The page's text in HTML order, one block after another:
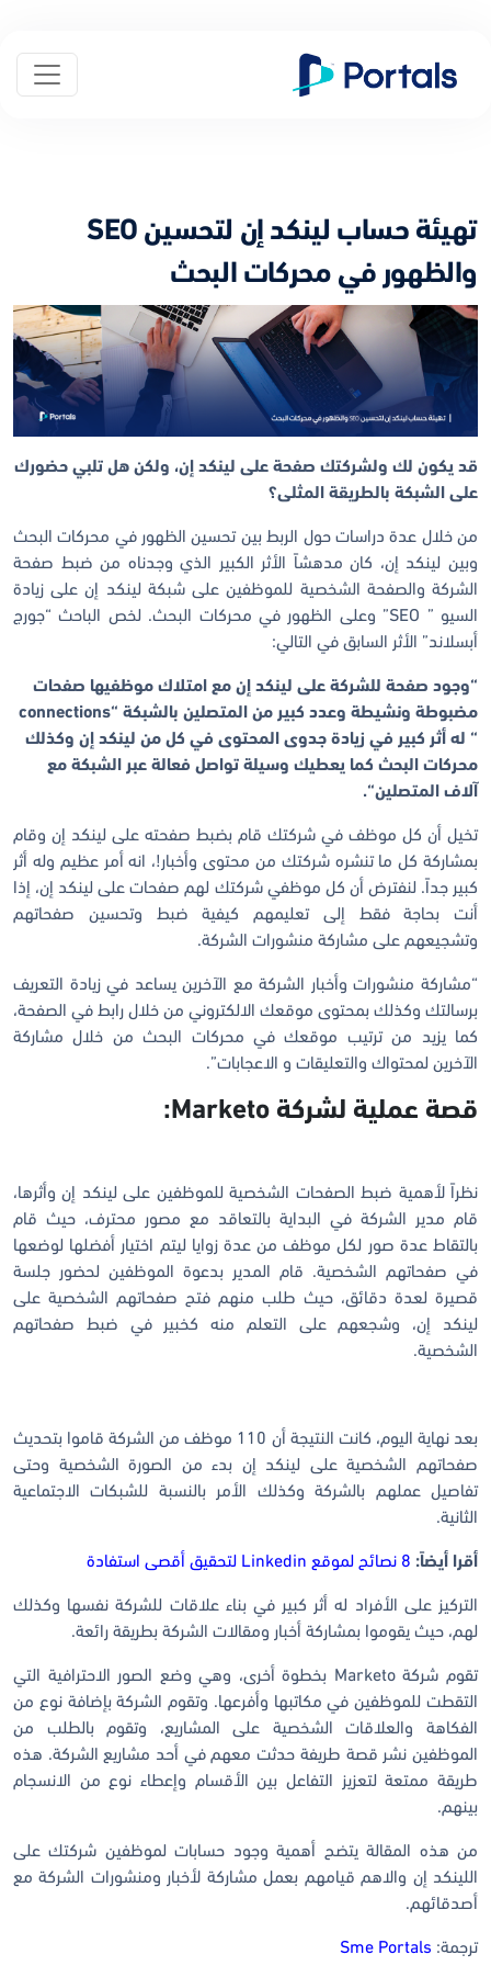
تهيئة حساب لينكد إن لتحسين SEO
والظهور في محركات البحث
قد يكون لك ولشركتك صفحة على لينكد إن، ولكن هل تلبي حضورك
على الشبكة بالطريقة المثلى؟
من خلال عدة دراسات حول الربط بين تحسين الظهور في محركات البحث
وبين لينكد إن، كان مدهشاً الأثر الكبير الذي وجدناه من ضبط صفحة
الشركة والصفحة الشخصية للموظفين على شبكة لينكد إن على زيادة
السيو ” SEO” وعلى الظهور في محركات البحث. لخص الباحث “جورج
أبسلاند” الأثر السابق في التالي:
“وجود صفحة للشركة على لينكد إن مع امتلاك موظفيها صفحات
مضبوطة ونشيطة وعدد كبير من المتصلين بالشبكة
“connections
“ له أثر كبير في زيادة جدوى المحتوى في كل من لينكد إن وكذلك
محركات البحث كما يعطيك وسيلة تواصل فعالة عبر الشبكة مع
آلاف المتصلين“.
تخيل أن كل موظف في شركتك قام بضبط صفحته على لينكد إن وقام
بمشاركة كل ما تنشره شركتك من محتوى وأخبار!، انه أمر عظيم وله أثر
كبير جداً. لنفترض أن كل موظفي شركتك لهم صفحات على لينكد إن، إذا
أنت بحاجة فقط إلى تعليمهم كيفية ضبط وتحسين صفحاتهم
وتشجيعهم على مشاركة منشورات الشركة.
“مشاركة منشورات وأخبار الشركة مع الآخرين يساعد في زيادة التعريف
برسالتك وكذلك بمحتوى موقعك الالكتروني من خلال رابط في الصفحة،
كما يزيد من ترتيب موقعك في محركات البحث من خلال مشاركة
الآخرين لمحتواك والتعليقات و الاعجابات”.
قصة عملية لشركة Marketo:
نظراً لأهمية ضبط الصفحات الشخصية للموظفين على لينكد إن وأثرها،
قام مدير الشركة في البداية بالتعاقد مع مصور محترف، حيث قام
بالتقاط عدة صور لكل موظف من عدة زوايا ليتم اختيار أفضلها لوضعها
في صفحاتهم الشخصية. قام المدير بدعوة الموظفين لحضور جلسة
قصيرة لعدة دقائق، حيث طلب منهم فتح صفحاتهم الشخصية على
لينكد إن، وشجعهم على التعلم منه كخبير في ضبط صفحاتهم
الشخصية.
بعد نهاية اليوم، كانت النتيجة أن 110 موظف من الشركة قاموا بتحديث
صفحاتهم الشخصية على لينكد إن بدء من الصورة الشخصية وحتى
تفاصيل عملهم بالشركة وكذلك الأمر بالنسبة للشبكات الاجتماعية
الثانية.
أقرا أيضاً: 8 نصائح لموقع Linkedin لتحقيق أقصى استفادة
التركيز على الأفراد له أثر كبير في بناء علاقات للشركة نفسها وكذلك
لهم، حيث يقوموا بمشاركة أخبار ومقالات الشركة بطريقة رائعة.
تقوم شركة Marketo بخطوة أخرى، وهي وضع الصور الاحترافية التي
التقطت للموظفين في مكاتبها وأفرعها. وتقوم الشركة بإضافة نوع من
الفكاهة والعلاقات الشخصية على المشاريع، وتقوم بالطلب من
الموظفين نشر قصة طريفة حدثت معهم في أحد مشاريع الشركة. هذه
طريقة ممتعة لتعزيز التفاعل بين الأقسام وإعطاء نوع من الانسجام
بينهم.
من هذه المقالة يتضح أهمية وجود حسابات لموظفين شركتك على
اللينكد إن والاهم قيامهم بعمل مشاركة لأخبار ومنشورات الشركة مع
أصدقائهم.
ترجمة: Sme Portals